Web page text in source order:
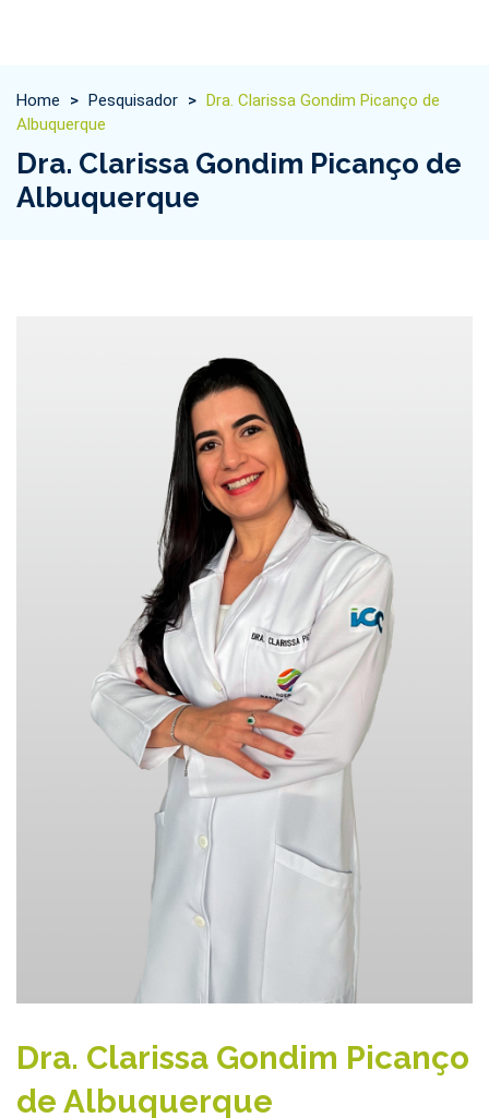
Home > Pesquisador > Dra. Clarissa Gondim Picanço de
Albuquerque
Dra. Clarissa Gondim Picanço de
Albuquerque
Dra. Clarissa Gondim Picanço
de Albuquerque